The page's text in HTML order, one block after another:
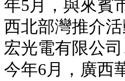
年5月，與來賓
西北部灣推介
宏光電有限公
今年6月，廣西